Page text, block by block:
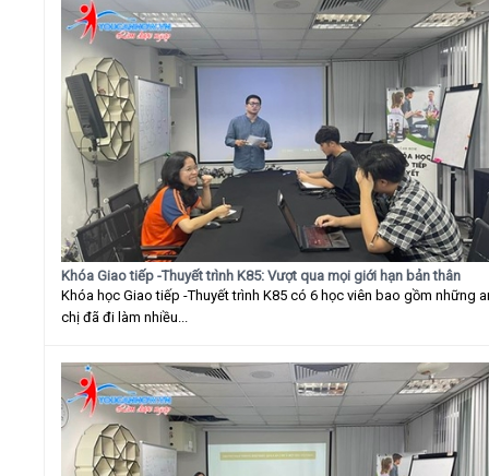
Khóa Giao tiếp -Thuyết trình K85: Vượt qua mọi giới hạn bản thân
Khóa học Giao tiếp -Thuyết trình K85 có 6 học viên bao gồm những
chị đã đi làm nhiều...